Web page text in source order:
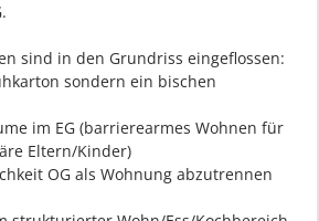
sind in den Grundriss eingeflossen:
sondern ein bischen
im EG (barrierearmes Wohnen für
Eltern/Kinder)
OG als Wohnung abzutrennen